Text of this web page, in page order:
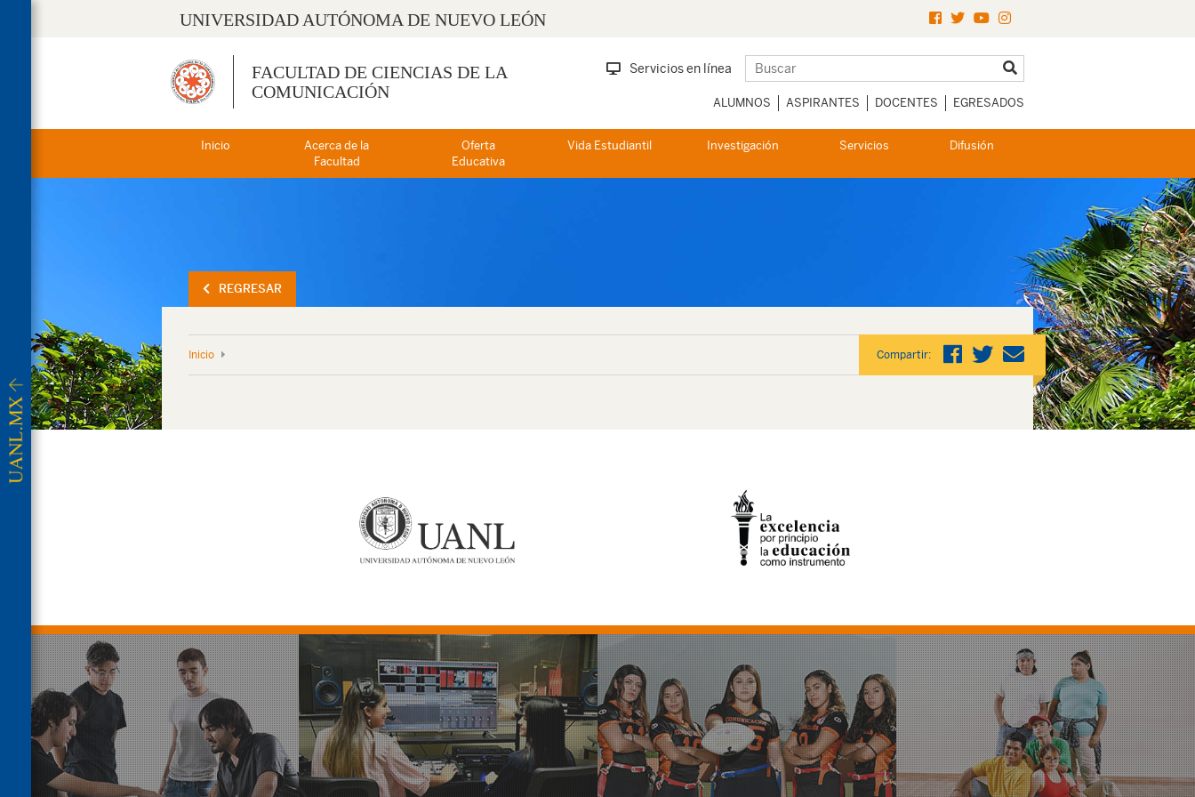
UNIVERSIDAD AUTÓNOMA DE NUEVO LEÓN
FACULTAD DE CIENCIAS DE LA
COMUNICACIÓN
Servicios en línea
ALUMNOS ASPIRANTES DOCENTES EGRESADOS
Inicio
Acerca de la
Facultad
Oferta
Educativa
Vida Estudiantil Investigación Servicios Difusión
REGRESAR
Inicio Compartir: